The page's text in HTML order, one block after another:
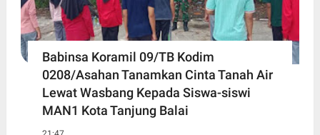
Babinsa Koramil 09/TB Kodim
0208/Asahan Tanamkan Cinta Tanah Air
Lewat Wasbang Kepada Siswa-siswi
MAN1 Kota Tanjung Balai